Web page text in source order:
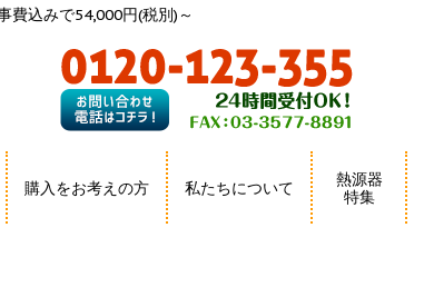
費込みで54,000円(税別)～
購入をお考えの方 私たちについて
熱源器
特集